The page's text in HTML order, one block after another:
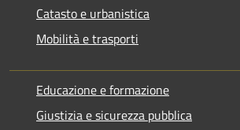
Catasto e urbanistica
Mobilità e trasporti
Educazione e formazione
Giustizia e sicurezza pubblica